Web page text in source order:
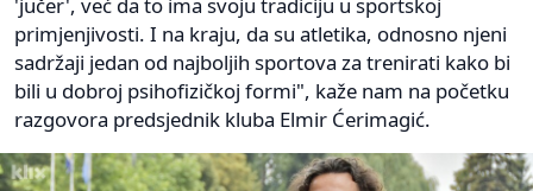
'jučer', već da to ima svoju tradiciju u sportskoj
primjenjivosti. I na kraju, da su atletika, odnosno njeni
sadržaji jedan od najboljih sportova za trenirati kako bi
bili u dobroj psihofizičkoj formi", kaže nam na početku
razgovora predsjednik kluba Elmir Ćerimagić.